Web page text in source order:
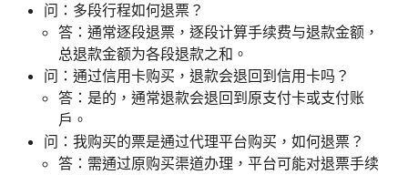
问：多段行程如何退票？
答：通常逐段退票，逐段计算手续费与退款金额，
总退款金额为各段退款之和。
问：通过信用卡购买，退款会退回到信用卡吗？
答：是的，通常退款会退回到原支付卡或支付账
户。
问：我购买的票是通过代理平台购买，如何退票？
答：需通过原购买渠道办理，平台可能对退票手续